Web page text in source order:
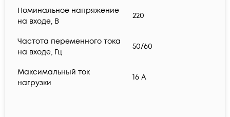
Номинальное напряжение
на входе, В
220
Частота переменного тока
на входе, Гц
50/60
Максимальный ток
нагрузки
16 A